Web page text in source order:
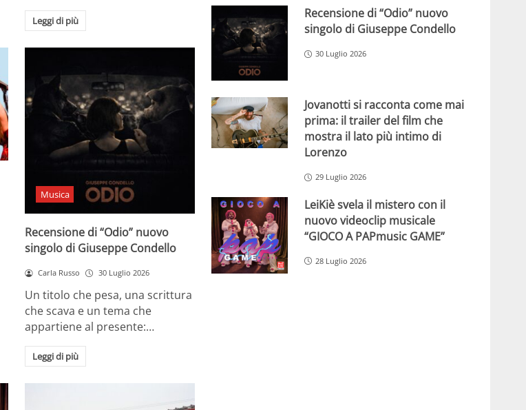
Leggi di più
Musica
Recensione di “Odio” nuovo
singolo di Giuseppe Condello
Carla Russo 30 Luglio 2026
Un titolo che pesa, una scrittura
che scava e un tema che
appartiene al presente:…
Leggi di più
Recensione di “Odio” nuovo
singolo di Giuseppe Condello
30 Luglio 2026
Jovanotti si racconta come mai
prima: il trailer del film che
mostra il lato più intimo di
Lorenzo
29 Luglio 2026
LeiKiè svela il mistero con il
nuovo videoclip musicale
“GIOCO A PAPmusic GAME”
28 Luglio 2026